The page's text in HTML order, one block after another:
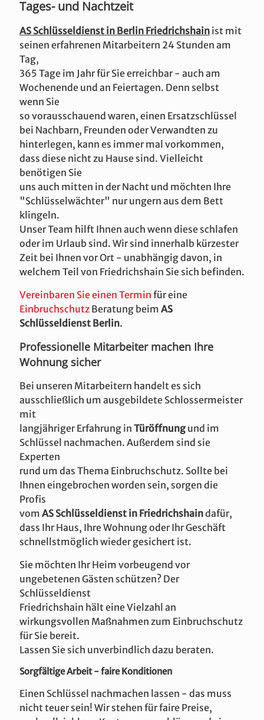
Tages- und Nachtzeit
AS Schlüsseldienst in Berlin Friedrichshain ist mit
seinen erfahrenen Mitarbeitern 24 Stunden am
Tag,
365 Tage im Jahr für Sie erreichbar - auch am
Wochenende und an Feiertagen. Denn selbst
wenn Sie
so vorausschauend waren, einen Ersatzschlüssel
bei Nachbarn, Freunden oder Verwandten zu
hinterlegen, kann es immer mal vorkommen,
dass diese nicht zu Hause sind. Vielleicht
benötigen Sie
uns auch mitten in der Nacht und möchten Ihre
"Schlüsselwächter" nur ungern aus dem Bett
klingeln.
Unser Team hilft Ihnen auch wenn diese schlafen
oder im Urlaub sind. Wir sind innerhalb kürzester
Zeit bei Ihnen vor Ort - unabhängig davon, in
welchem Teil von Friedrichshain Sie sich befinden.
Vereinbaren Sie einen Termin für eine
Einbruchschutz Beratung beim AS
Schlüsseldienst Berlin.
Professionelle Mitarbeiter machen Ihre
Wohnung sicher
Bei unseren Mitarbeitern handelt es sich
ausschließlich um ausgebildete Schlossermeister
mit
langjähriger Erfahrung in Türöffnung und im
Schlüssel nachmachen. Außerdem sind sie
Experten
rund um das Thema Einbruchschutz. Sollte bei
Ihnen eingebrochen worden sein, sorgen die
Profis
vom AS Schlüsseldienst in Friedrichshaindafür,
dass Ihr Haus, Ihre Wohnung oder Ihr Geschäft
schnellstmöglich wieder gesichert ist.
Sie möchten Ihr Heim vorbeugend vor
ungebetenen Gästen schützen? Der
Schlüsseldienst
Friedrichshain hält eine Vielzahl an
wirkungsvollen Maßnahmen zum Einbruchschutz
für Sie bereit.
Lassen Sie sich unverbindlich dazu beraten.
Sorgfältige Arbeit - faire Konditionen
Einen Schlüssel nachmachen lassen - das muss
nicht teuer sein! Wir stehen für faire Preise,